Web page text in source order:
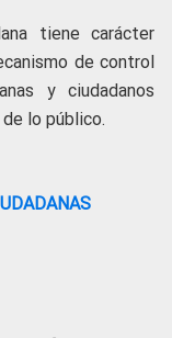
tiene carácter
de control
y ciudadanos
lo público.